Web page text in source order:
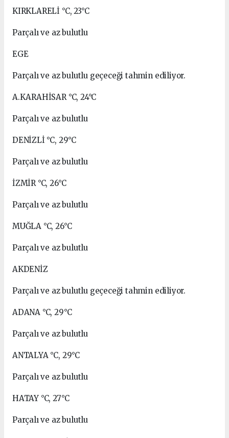
KIRKLARELİ °C, 23°C
Parçalı ve az bulutlu
EGE
Parçalı ve az bulutlu geçeceği tahmin ediliyor.
A.KARAHİSAR °C, 24°C
Parçalı ve az bulutlu
DENİZLİ °C, 29°C
Parçalı ve az bulutlu
İZMİR °C, 26°C
Parçalı ve az bulutlu
MUĞLA °C, 26°C
Parçalı ve az bulutlu
AKDENİZ
Parçalı ve az bulutlu geçeceği tahmin ediliyor.
ADANA °C, 29°C
Parçalı ve az bulutlu
ANTALYA °C, 29°C
Parçalı ve az bulutlu
HATAY °C, 27°C
Parçalı ve az bulutlu